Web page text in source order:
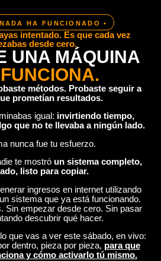
HA FUNCIONADO •
intentado. Es que cada vez
desde cero.
UNA MÁQUINA
métodos. Probaste seguir a
prometían resultados.
igual: invirtiendo tiempo,
que no te llevaba a ningún lado.
nunca fue tu esfuerzo.
te mostró un sistema completo,
listo para copiar.
ingresos en internet utilizando
sistema que ya está funcionando.
Sin empezar desde cero. Sin pasar
descubrir qué hacer.
que vas a ver este sábado, en vivo:
dentro, pieza por pieza, para que
y cómo activarlo tú mismo.